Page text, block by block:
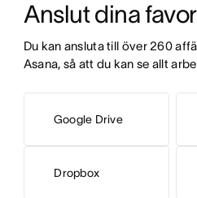
Anslut dina
Du kan ansluta till över 260
Asana, så att du kan se allt
Google Drive
Dropbox